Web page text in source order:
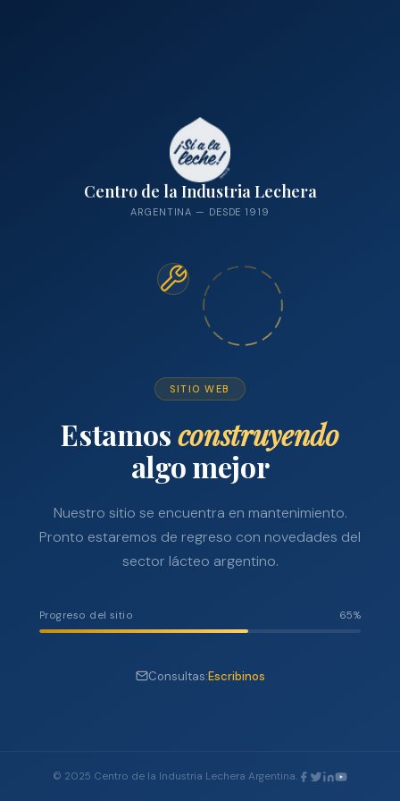
Centro de la Industria Lechera
ARGENTINA — DESDE 1919
SITIO WEB
Estamosconstruyendo
algo mejor
Nuestro sitio se encuentra en mantenimiento.
Pronto estaremos de regreso con novedades del
sector lácteo argentino.
Progreso del sitio 65%
Consultas:Escribinos
© 2025 Centro de la Industria Lechera Argentina.